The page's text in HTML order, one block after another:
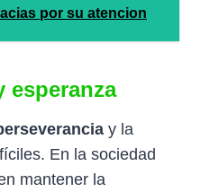
por su atencion
esperanza
y la
En la sociedad
mantener la